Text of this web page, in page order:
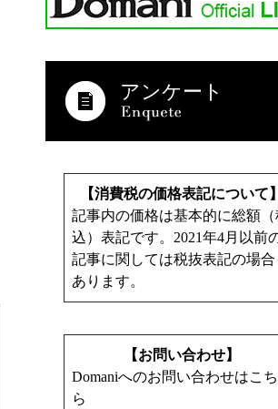
アンケート
【消費税の価格表記について】
記事内の価格は基本的に総額（
込）表記です。2021年4月以前
記事に関しては税抜表記の場合
あります。
【お問い合わせ】
Domaniへのお問い合わせはこち
ら